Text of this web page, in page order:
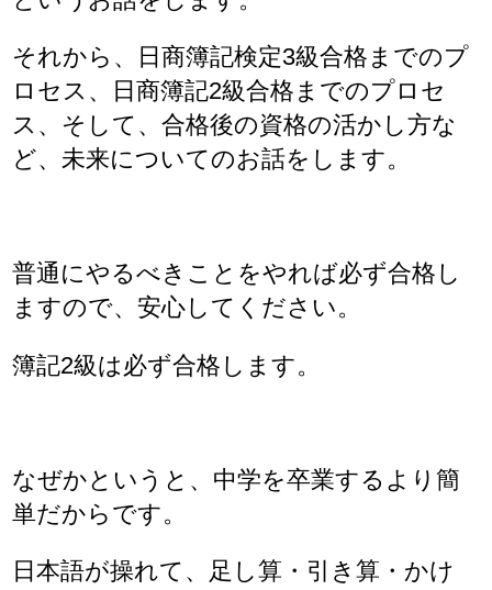
それから、日商簿記検定3級合格までのプ
ロセス、日商簿記2級合格までのプロセ
ス、そして、合格後の資格の活かし方な
ど、未来についてのお話をします。
普通にやるべきことをやれば必ず合格し
ますので、安心してください。
簿記2級は必ず合格します。
なぜかというと、中学を卒業するより簡
単だからです。
日本語が操れて、足し算・引き算・かけ